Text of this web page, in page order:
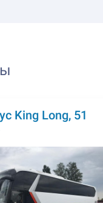
King Long, 51